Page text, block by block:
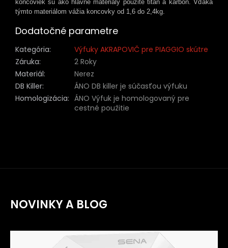
koncoviek sú ako hlavné materiály použité titan a karbón. Vďaka
týmto materiálom vážia koncovky od 1,6 do 2,4kg.
Dodatočné parametre
Kategória:
Výfuky AKRAPOVIČ pre PIAGGIO skútre
Záruka:
2 Roky
Materiál:
Nerez
DB Killer:
ÁNO DB killer je súčasťou výfuku
Homologizácia: ÁNO Výfuk je homologovaný pre
cestné použitie
NOVINKY A BLOG